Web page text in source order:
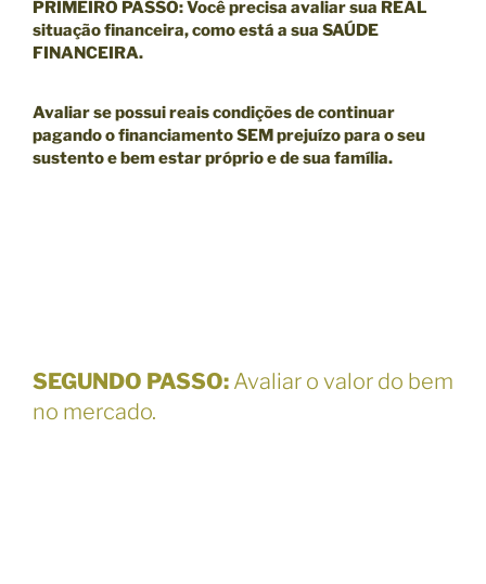
PRIMEIRO PASSO:Você precisa avaliar sua REAL
situação financeira, como está a sua SAÚDE
FINANCEIRA.
Avaliar se possui reais condições de continuar
pagando o financiamento SEM prejuízo para o seu
sustento e bem estar próprio e de sua família.
SEGUNDO PASSO: Avaliar o valor do bem
no mercado.